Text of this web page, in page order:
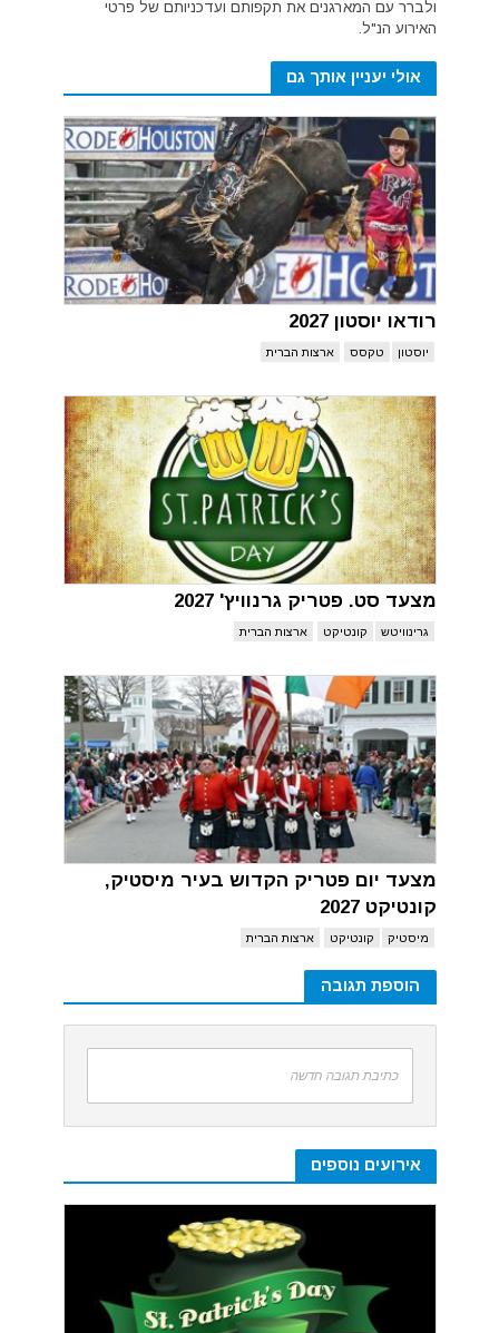
ולברר עם המארגנים את תקפותם ועדכניותם של פרטי
האירוע הנ"ל.
אולי יעניין אותך גם
רודאו יוסטון 2027
יוסטון טקסס ארצות הברית
מצעד סט. פטריק גרנוויץ' 2027
גרינוויטש קונטיקט ארצות הברית
מצעד יום פטריק הקדוש בעיר מיסטיק,
קונטיקט 2027
מיסטיק קונטיקט ארצות הברית
הוספת תגובה
כתיבת תגובה חדשה
אירועים נוספים